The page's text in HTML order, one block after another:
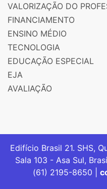
VALORIZAÇÃO DO
FINANCIAMENTO
ENSINO MÉDIO
TECNOLOGIA
EDUCAÇÃO ESPECIAL
EJA
AVALIAÇÃO
Edifício Brasil 21. SHS,
Sala 103 - Asa Sul,
(61) 2195-8650 |